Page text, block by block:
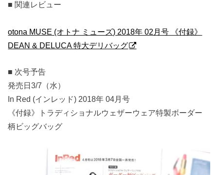
■ 関連レビュー
otona MUSE (オトナ ミューズ) 2018年 02月号 《付録》
DEAN & DELUCA 特大デリバッグ
■ 次号予告
発売日3/7（水）
In Red (インレッド) 2018年 04月号
《付録》トラディショナルウェザーウェア特製ボーダー
柄ビッグバッグ